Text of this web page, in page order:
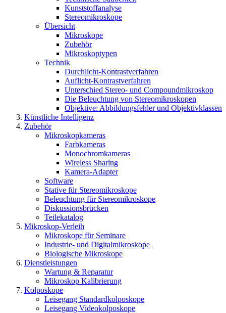
Kunststoffanalyse
Stereomikroskope
Übersicht
Mikroskope
Zubehör
Mikroskoptypen
Technik
Durchlicht-Kontrastverfahren
Auflicht-Kontrastverfahren
Unterschied Stereo- und Compoundmikroskop
Die Beleuchtung von Stereomikroskopen
Objektive: Abbildungsfehler und Objektivklassen
Künstliche Intelligenz
Zubehör
Mikroskopkameras
Farbkameras
Monochromkameras
Wireless Sharing
Kamera-Adapter
Software
Stative für Stereomikroskope
Beleuchtung für Stereomikroskope
Diskussionsbrücken
Teilekatalog
Mikroskop-Verleih
Mikroskope für Seminare
Industrie- und Digitalmikroskope
Biologische Mikroskope
Dienstleistungen
Wartung & Reparatur
Mikroskop Kalibrierung
Kolposkope
Leisegang Standardkolposkope
Leisegang Videokolposkope